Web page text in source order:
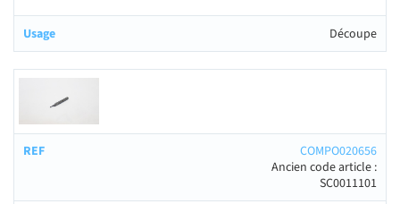
Découpe
COMPO020656
Ancien code article :
SC0011101